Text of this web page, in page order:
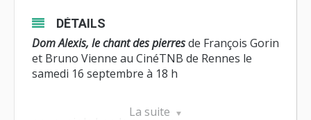
La suite
DÉTAILS
Dom Alexis, le chant des pierresde François Gorin
et Bruno Vienne au CinéTNB de Rennes le
samedi 16 septembre à 18 h